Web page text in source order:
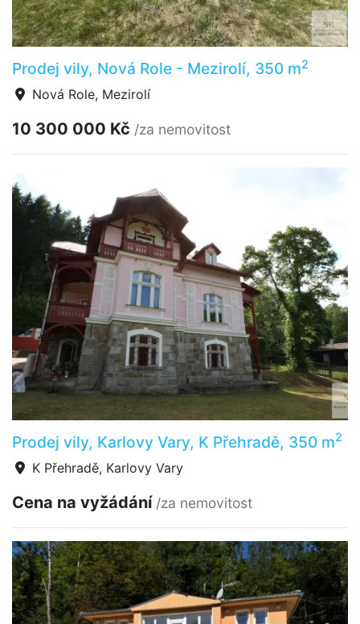
Prodej vily, Nová Role - Mezirolí, 350 m2
Nová Role, Mezirolí
10 300 000 Kč /za nemovitost
Prodej vily, Karlovy Vary, K Přehradě, 350 m2
K Přehradě, Karlovy Vary
Cena na vyžádání /za nemovitost